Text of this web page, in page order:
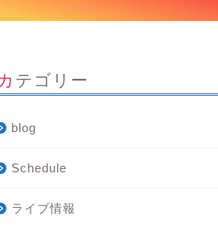
カテゴリー
blog
Schedule
ライブ情報